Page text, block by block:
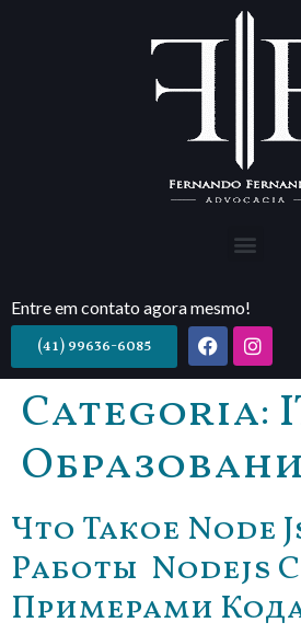
Entre em contato agora mesmo!
(41) 99636-6085
Categoria:
Что Такое Node
Работы ️ Nodejs С
Примерами